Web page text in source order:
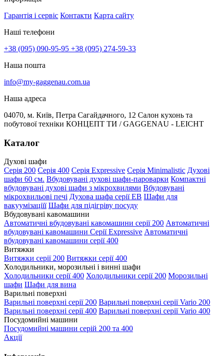
Гарантія і сервіс Контакти Карта сайту
Наші телефони
+38 (095) 090-95-95 +38 (095) 274-59-33
Наша пошта
info@my-gaggenau.com.ua
Наша адреса
04070, м. Київ, Петра Сагайдачного, 12 Салон кухонь та
побутової техніки КОНЦЕПТ ТИ / GAGGENAU - LEICHT
Каталог
Духові шафи
Серія 200 Серія 400 Серія Expressive Серія Minimalistic Духові
шафи 60 см. Вбудовувані духові шафи-пароварки Компактні
вбудовувані духові шафи з мікрохвилями Вбудовувані
мікрохвильові печі Духова шафа серії EB Шафи для
вакуумізаціїї Шафи для підігріву посуду
Вбудовувані кавомашини
Автоматичні вбудовувані кавомашини серії 200 Автоматичні
вбудовувані кавомашини Серії Expressive Автоматичні
вбудовувані кавомашини серії 400
Витяжки
Витяжки серії 200 Витяжки серії 400
Холодильники, морозильні і винні шафи
Холодильники серії 400 Холодильники серії 200 Морозильні
шафи Шафи для вина
Варильні поверхні
Варильні поверхні серії 200 Варильні поверхні серії Vario 200
Варильні поверхні серії 400 Варильні поверхні серії Vario 400
Посудомийні машини
Посудомийні машини серій 200 та 400
Акції